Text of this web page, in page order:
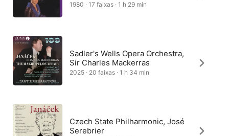
1980 · 17 faixas · 1 h 29 min
Sadler's Wells Opera Orchestra,
Sir Charles Mackerras
2025 · 20 faixas · 1 h 34 min
Czech State Philharmonic, José
Serebrier